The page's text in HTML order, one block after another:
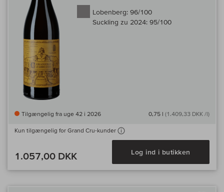
Lobenberg: 96/100
Suckling zu 2024: 95/100
Tilgængelig fra uge 42 i 2026 0,75 l (1.409,33 DKK /l)
Kun tilgængelig for Grand Cru-kunder
1.057,00 DKK Log ind i butikken